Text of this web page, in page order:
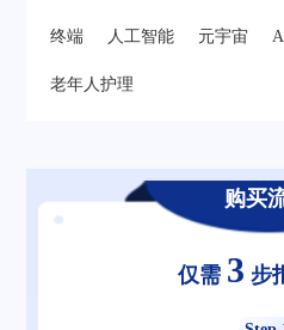
终端 人工智能 元宇宙
老年人护理
购买
仅需 3 步